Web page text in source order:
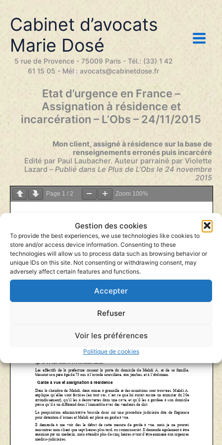
Gestion des cookies
To provide the best experiences, we use technologies like cookies to
store and/or access device information. Consenting to these
technologies will allow us to process data such as browsing behavior or
unique IDs on this site. Not consenting or withdrawing consent, may
adversely affect certain features and functions.
Accepter
Refuser
Voir les préférences
Politique de cookies
contenu
Cabinet d’avocats
Marie Dosé
5 rue de Provence - 75009 Paris - Tél.: (33) 1 42
61 15 05 - Mél : avocats@cabinetdose.fr
Etat d’urgence en France –
Assignation à résidence et
incarcération – L’Obs – 24/11/2015
Mon client, assigné à résidence sur la base de
renseignements erronés puis incarcéré
Edité par Paul Laubacher. Auteur parrainé par Violette
Lazard –Publié dans Le Plus de L’Obs le 24 novembre
2015
Page 1 / 2 Zoom 100%